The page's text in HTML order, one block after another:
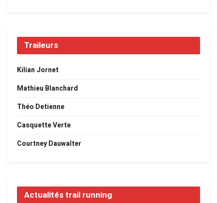
Traileurs
Kilian Jornet
Mathieu Blanchard
Théo Detienne
Casquette Verte
Courtney Dauwalter
Actualités trail running